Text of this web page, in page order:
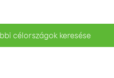
célországok keresése